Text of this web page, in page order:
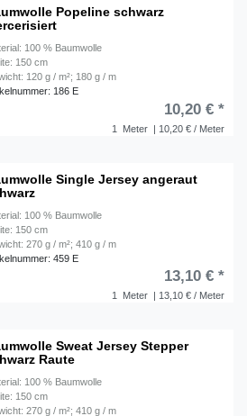
Popeline schwarz
100 % Baumwolle
150 cm
120 g / m²; 180 g / m
186 E
1 Meter | 10,20 € / Meter
10,20 € *
Single Jersey angeraut
100 % Baumwolle
150 cm
270 g / m²; 410 g / m
459 E
1 Meter | 13,10 € / Meter
13,10 € *
Sweat Jersey Stepper
Raute
100 % Baumwolle
150 cm
270 g / m²; 410 g / m